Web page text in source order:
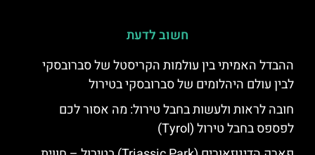
חשוב לדעת
ההבדל האמיתי בין עולמות הקריסטל של סברובסקי
לבין עולם היהלומים של סברובסקי בטירול
חובה לראות ולעשות בחבל טירול: מה אסור לכם
לפספס בחבל טירול (Tyrol)